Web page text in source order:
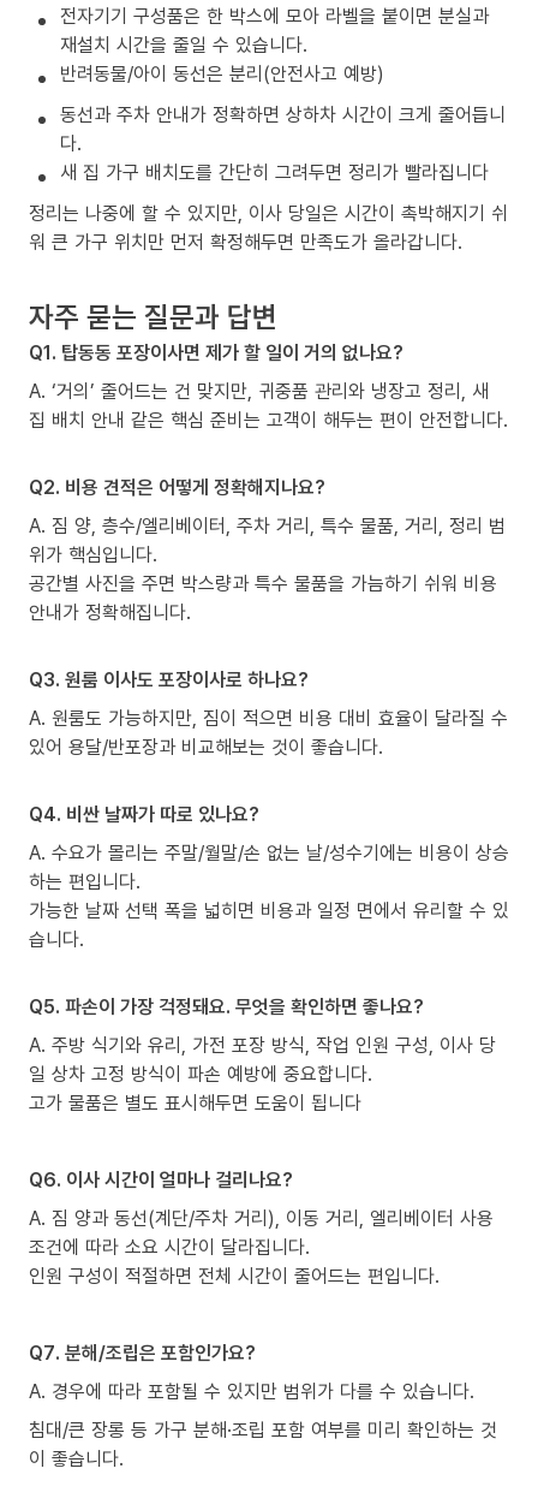
전자기기 구성품은 한 박스에 모아 라벨을 붙이면 분실과
재설치 시간을 줄일 수 있습니다.
반려동물/아이 동선은 분리(안전사고 예방)
동선과 주차 안내가 정확하면 상하차 시간이 크게 줄어듭니
다.
새 집 가구 배치도를 간단히 그려두면 정리가 빨라집니다
정리는 나중에 할 수 있지만, 이사 당일은 시간이 촉박해지기 쉬
워 큰 가구 위치만 먼저 확정해두면 만족도가 올라갑니다.
자주 묻는 질문과 답변
Q1. 탑동동 포장이사면 제가 할 일이 거의 없나요?
A. ‘거의’ 줄어드는 건 맞지만, 귀중품 관리와 냉장고 정리, 새
집 배치 안내 같은 핵심 준비는 고객이 해두는 편이 안전합니다.
Q2. 비용 견적은 어떻게 정확해지나요?
A. 짐 양, 층수/엘리베이터, 주차 거리, 특수 물품, 거리, 정리 범
위가 핵심입니다.
공간별 사진을 주면 박스량과 특수 물품을 가늠하기 쉬워 비용
안내가 정확해집니다.
Q3. 원룸 이사도 포장이사로 하나요?
A. 원룸도 가능하지만, 짐이 적으면 비용 대비 효율이 달라질 수
있어 용달/반포장과 비교해보는 것이 좋습니다.
Q4. 비싼 날짜가 따로 있나요?
A. 수요가 몰리는 주말/월말/손 없는 날/성수기에는 비용이 상승
하는 편입니다.
가능한 날짜 선택 폭을 넓히면 비용과 일정 면에서 유리할 수 있
습니다.
Q5. 파손이 가장 걱정돼요. 무엇을 확인하면 좋나요?
A. 주방 식기와 유리, 가전 포장 방식, 작업 인원 구성, 이사 당
일 상차 고정 방식이 파손 예방에 중요합니다.
고가 물품은 별도 표시해두면 도움이 됩니다
Q6. 이사 시간이 얼마나 걸리나요?
A. 짐 양과 동선(계단/주차 거리), 이동 거리, 엘리베이터 사용
조건에 따라 소요 시간이 달라집니다.
인원 구성이 적절하면 전체 시간이 줄어드는 편입니다.
Q7. 분해/조립은 포함인가요?
A. 경우에 따라 포함될 수 있지만 범위가 다를 수 있습니다.
침대/큰 장롱 등 가구 분해·조립 포함 여부를 미리 확인하는 것
이 좋습니다.